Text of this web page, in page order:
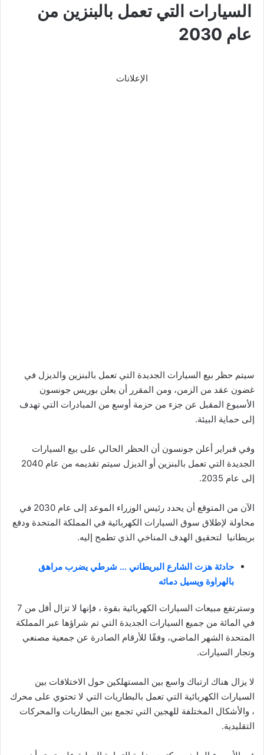
السيارات التي تعمل بالبنزين من
عام 2030
الإعلانات
سيتم حظر بيع السيارات الجديدة التي تعمل بالبنزين والديزل في
غضون عقد من الزمن، ومن المقرر أن يعلن بوريس جونسون
الأسبوع المقبل عن جزء من حزمة أوسع من المبادرات التي تهدف
إلى حماية البيئة.
وفي فبراير أعلن جونسون أن الحظر الحالي على بيع السيارات
الجديدة التي تعمل بالبنزين أو الديزل سيتم تقديمه من عام 2040
إلى عام 2035.
الآن من المتوقع أن يحدد رئيس الوزراء الموعد إلى عام 2030 في
محاولة لإطلاق سوق السيارات الكهربائية في المملكة المتحدة ودفع
بريطانيا لتحقيق الهدف المناخي الذي تطمح إليه.
حادثة هزت الشارع البريطاني … شرطي يضرب مراهق
بالهراوة ويسيل دمائه
وسترتفع مبيعات السيارات الكهربائية بقوة ، فإنها لا تزال أقل من 7
في المائة من جميع السيارات الجديدة التي تم شراؤها عبر المملكة
المتحدة الشهر الماضي، وفقًا للأرقام الصادرة عن جمعية مصنعي
وتجار السيارات.
لا يزال هناك ارتباك واسع بين المستهلكين حول الاختلافات بين
السيارات الكهربائية التي تعمل بالبطاريات التي لا تحتوي على محرك
، والأشكال المختلفة للهجين التي تجمع بين البطاريات والمحركات
التقليدية.